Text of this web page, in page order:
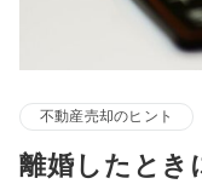
不動産売却のヒント
離婚したとき